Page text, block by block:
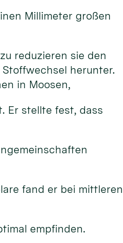
Millimeter großen
reduzieren sie den
herunter.
in Moosen,
Er stellte fest, dass
fand er bei mittleren
empfinden.